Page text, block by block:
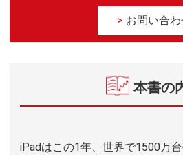
お問い合わ
本書の
iPadはこの1年、世界で1500万